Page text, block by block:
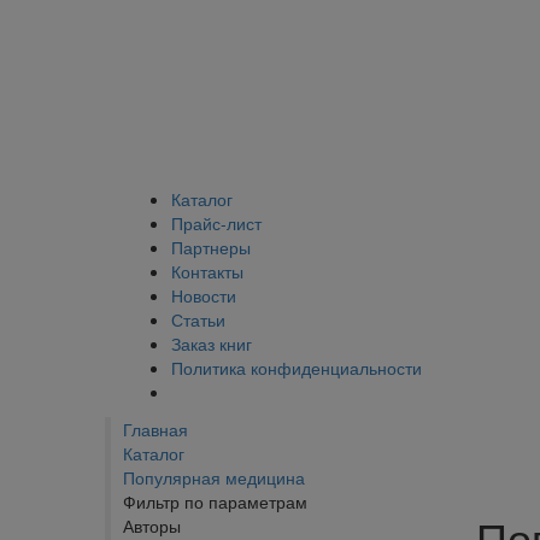
Каталог
Прайс-лист
Партнеры
Контакты
Новости
Статьи
Заказ книг
Политика конфиденциальности
Главная
Каталог
Популярная медицина
Фильтр по параметрам
Авторы